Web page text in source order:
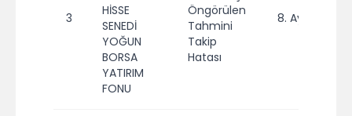
3
HİSSE
SENEDİ
YOĞUN
BORSA
YATIRIM
FONU
Öngörülen
Tahmini
Takip
Hatası
8. Ay